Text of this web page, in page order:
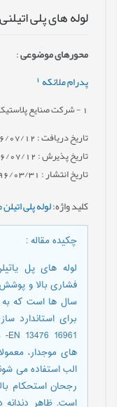
لوله های پلی
محورهای موضوعی:
پدرام ملائکه1
- شرکت صنایع
تاریخ دریافت : 1396/07/12
تاریخ پذیرش : 1396/07/12
تاریخ انتشار : 1396/03/31
کلید واژه:لوله پلی
چکیده مقاله:
لوله های پل
فشاری بالا و پوشش
سال ها است که به
های موجدار،
الب استفاده می
رجحان استحکام
است. ظاهر دندانه